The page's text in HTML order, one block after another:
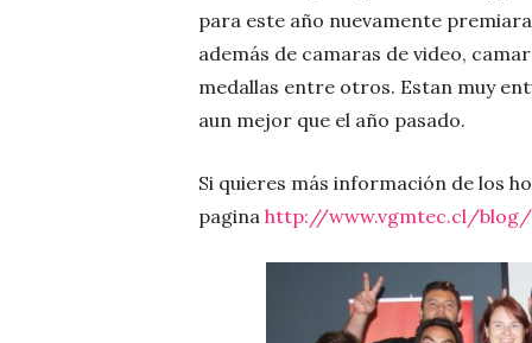
para este año nuevamente
además de camaras de video,
medallas entre otros. Estan muy
aun mejor que el año pasado.
Si quieres más información de los
pagina http://www.vgmtec.cl/blog/